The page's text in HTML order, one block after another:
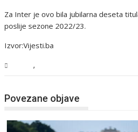
Za Inter je ovo bila jubilarna deseta
poslije sezone 2022/23.
Izvor:Vijesti.ba
,
Povezane objave